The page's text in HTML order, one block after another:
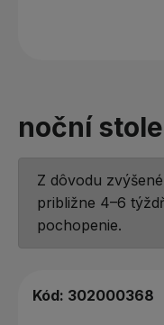
noční
Z dôvodu
približne 4–6
pochopenie.
Kód: 302000368